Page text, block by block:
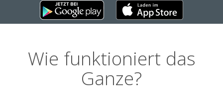
Wie funktioniert das
Ganze?